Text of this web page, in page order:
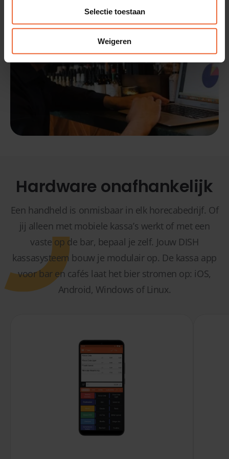
Selectie toestaan
Weigeren
Hardware onafhankelijk
Een handheld is onmisbaar in elk horecabedrijf. Of
jij alleen met mobiele kassa’s werkt of met een
vaste op de bar, bepaal je zelf. Jouw DISH
kassasysteem bouw je modulair op. De kassa app
voor bar en cafés laat het bier stromen op: iOS,
Android, Windows of Linux.